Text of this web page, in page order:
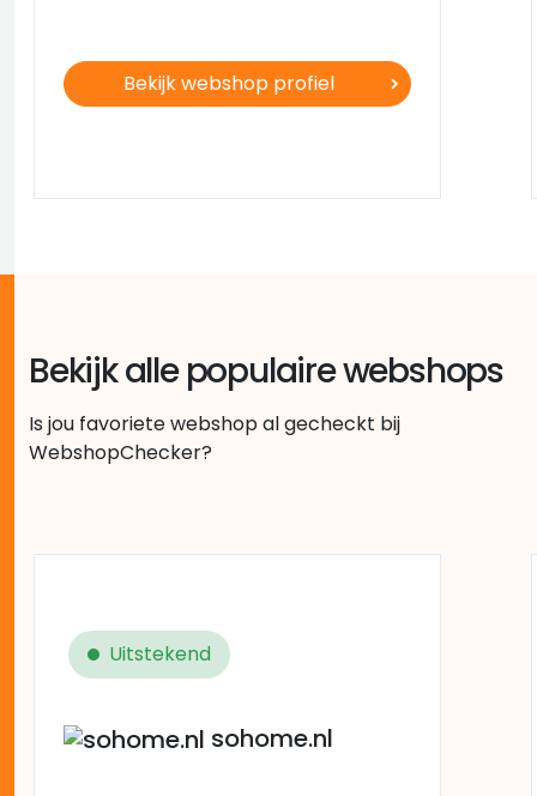
Bekijk webshop profiel
Bekijk alle populaire webshops
Is jou favoriete webshop al gecheckt bij
WebshopChecker?
Uitstekend
sohome.nl